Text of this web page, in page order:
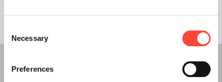
Selection
Necessary
PreferencesDas Whitepaper bietet